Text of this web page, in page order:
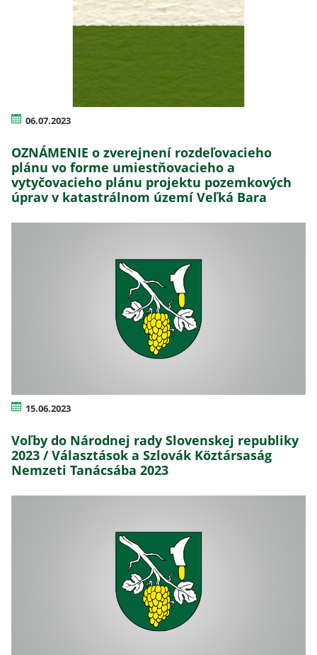
06.07.2023
OZNÁMENIE o zverejnení rozdeľovacieho
plánu vo forme umiestňovacieho a
vytyčovacieho plánu projektu pozemkových
úprav v katastrálnom území Veľká Bara
15.06.2023
Voľby do Národnej rady Slovenskej republiky
2023 / Választások a Szlovák Köztársaság
Nemzeti Tanácsába 2023